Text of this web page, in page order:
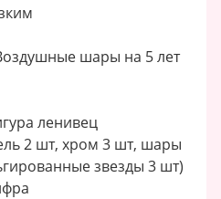
шары на 5 лет
ленивец
2 шт, хром 3 шт, шары
звезды 3 шт)